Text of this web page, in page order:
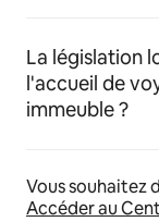
La législation
l'accueil de
immeuble ?
Vous souhaitez
Accéder au